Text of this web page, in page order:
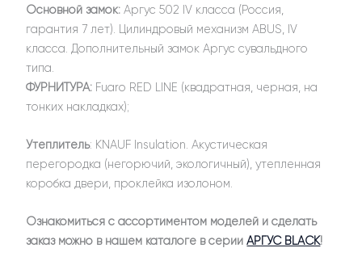
Основной замок: Аргус 502 IV класса (Россия,
гарантия 7 лет). Цилиндровый механизм ABUS, IV
класса. Дополнительный замок Аргус сувальдного
типа.
ФУРНИТУРА: Fuaro RED LINE (квадратная, черная, на
тонких накладках);
Утеплитель: KNAUF Insulation. Акустическая
перегородка (негорючий, экологичный), утепленная
коробка двери, проклейка изолоном.
Ознакомиться с ассортиментом моделей и сделать
заказ можно в нашем каталоге в серииАРГУС BLACK!